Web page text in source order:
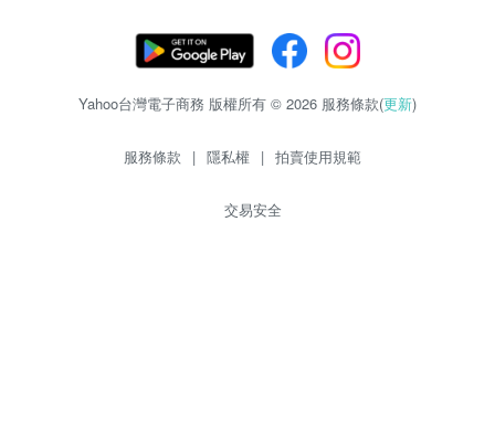
Yahoo台灣電子商務 版權所有 © 2026 服務條款(更新)
服務條款 | 隱私權 | 拍賣使用規範
交易安全